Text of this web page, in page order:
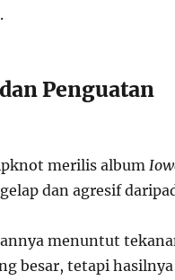
Penguatan
merilis album
dan agresif
menuntut
besar, tetapi